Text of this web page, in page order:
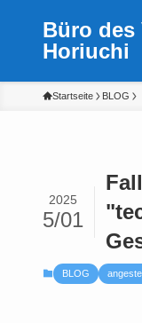
Büro des
Horiuchi
Startseite BLOG
2025
5/01
BLOG